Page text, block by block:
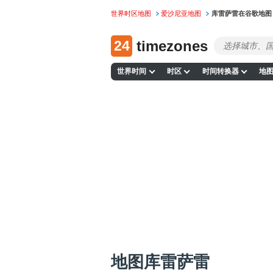
世界时区地图 爱沙尼亚地图 库雷萨雷在谷歌地图
24 timezones
世界时间 时区 时间转换器 地图
地图库雷萨雷